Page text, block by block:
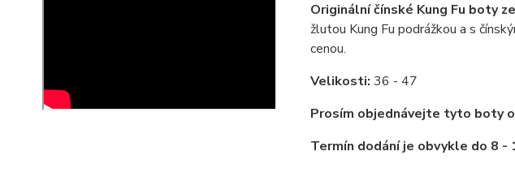
Originální čínské Kung Fu boty
žlutou Kung Fu podrážkou a s
cenou.
Velikosti: 36 - 47
Prosím objednávejte tyto boty
Termín dodání je obvykle do 8 -